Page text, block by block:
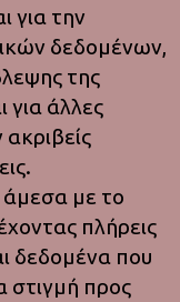
για την
δεδομένων,
της
για άλλες
άμεσα με το
πλήρεις
δεδομένα που
στιγμή προς